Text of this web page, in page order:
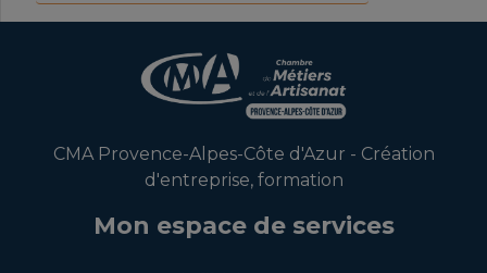
CMA Provence-Alpes-Côte d'Azur - Création
d'entreprise, formation
Mon espace de services